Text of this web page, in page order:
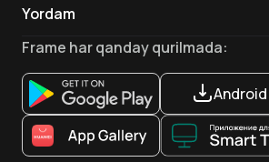
Yordam
Aloqa
Ilovalar
Frame har qanday qurilmada:
Android